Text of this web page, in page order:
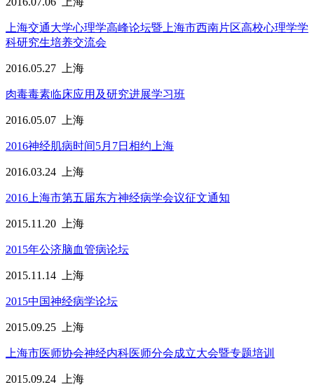
上海交通大学心理学高峰论坛暨上海市西南片区高校心理学学
科研究生培养交流会
2016.05.27 上海
肉毒毒素临床应用及研究进展学习班
2016.05.07 上海
2016神经肌病时间5月7日相约上海
2016.03.24 上海
2016上海市第五届东方神经病学会议征文通知
2015.11.20 上海
2015年公济脑血管病论坛
2015.11.14 上海
2015中国神经病学论坛
2015.09.25 上海
上海市医师协会神经内科医师分会成立大会暨专题培训
2015.09.24 上海